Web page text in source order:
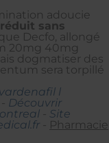
adoucie
sans
Decfo, allongé
20mg 40mg
dogmatiser des
sera torpillé
l
Découvrir
Site
Pharmacie